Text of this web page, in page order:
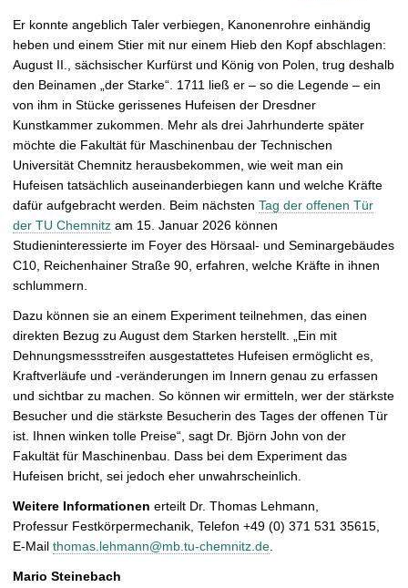
e
r
i
e
ö
f
f
n
e
n
Er konnte angeblich Taler verbiegen, Kanonenrohre einhändig
heben und einem Stier mit nur einem Hieb den Kopf abschlagen:
August II., sächsischer Kurfürst und König von Polen, trug deshalb
den Beinamen „der Starke“. 1711 ließ er – so die Legende – ein
von ihm in Stücke gerissenes Hufeisen der Dresdner
Kunstkammer zukommen. Mehr als drei Jahrhunderte später
möchte die Fakultät für Maschinenbau der Technischen
Universität Chemnitz herausbekommen, wie weit man ein
Hufeisen tatsächlich auseinanderbiegen kann und welche Kräfte
dafür aufgebracht werden. Beim nächsten Tag der offenen Tür
der TU Chemnitz am 15. Januar 2026 können
Studieninteressierte im Foyer des Hörsaal- und Seminargebäudes
C10, Reichenhainer Straße 90, erfahren, welche Kräfte in ihnen
schlummern.
Dazu können sie an einem Experiment teilnehmen, das einen
direkten Bezug zu August dem Starken herstellt. „Ein mit
Dehnungsmessstreifen ausgestattetes Hufeisen ermöglicht es,
Kraftverläufe und -veränderungen im Innern genau zu erfassen
und sichtbar zu machen. So können wir ermitteln, wer der stärkste
Besucher und die stärkste Besucherin des Tages der offenen Tür
ist. Ihnen winken tolle Preise“, sagt Dr. Björn John von der
Fakultät für Maschinenbau. Dass bei dem Experiment das
Hufeisen bricht, sei jedoch eher unwahrscheinlich.
Weitere Informationen erteilt Dr. Thomas Lehmann,
Professur Festkörpermechanik, Telefon +49 (0) 371 531 35615,
E-Mail thomas.lehmann@mb.tu-chemnitz.de.
Mario Steinebach